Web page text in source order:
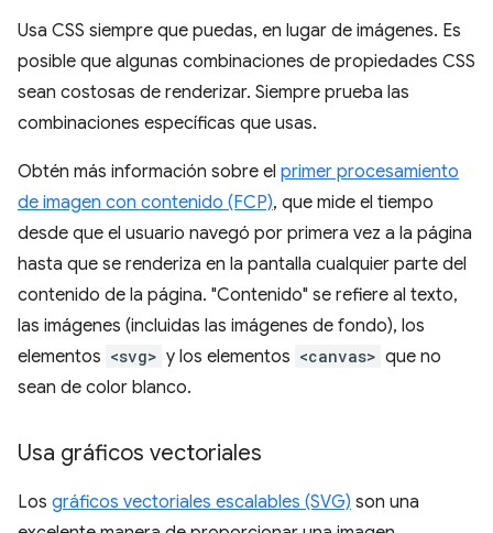
Usa CSS siempre que puedas, en lugar de imágenes. Es
posible que algunas combinaciones de propiedades CSS
sean costosas de renderizar. Siempre prueba las
combinaciones específicas que usas.
Obtén más información sobre el primer procesamiento
de imagen con contenido (FCP), que mide el tiempo
desde que el usuario navegó por primera vez a la página
hasta que se renderiza en la pantalla cualquier parte del
contenido de la página. "Contenido" se refiere al texto,
las imágenes (incluidas las imágenes de fondo), los
elementos <svg> y los elementos <canvas> que no
sean de color blanco.
Usa gráficos vectoriales
Los gráficos vectoriales escalables (SVG) son una